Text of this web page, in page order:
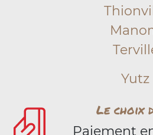
Yutz
Le choix
Paiement